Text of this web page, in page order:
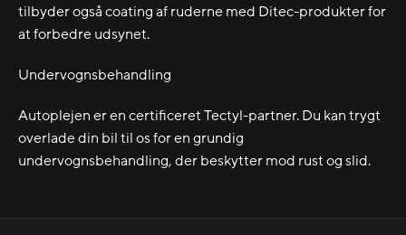
tilbyder også coating af ruderne med Ditec-produkter for
at forbedre udsynet.
Undervognsbehandling
Autoplejen er en certificeret Tectyl-partner. Du kan trygt
overlade din bil til os for en grundig
undervognsbehandling, der beskytter mod rust og slid.